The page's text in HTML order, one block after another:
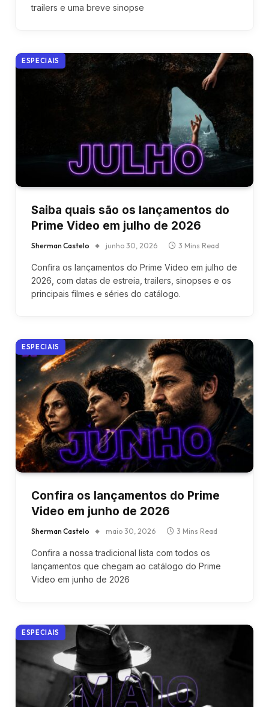
trailers e uma breve sinopse
ESPECIAIS
Saiba quais são os lançamentos do
Prime Video em julho de 2026
Sherman Castelo junho 30, 2026 3 Mins Read
Confira os lançamentos do Prime Video em julho de
2026, com datas de estreia, trailers, sinopses e os
principais filmes e séries do catálogo.
ESPECIAIS
Confira os lançamentos do Prime
Video em junho de 2026
Sherman Castelo maio 30, 2026 3 Mins Read
Confira a nossa tradicional lista com todos os
lançamentos que chegam ao catálogo do Prime
Video em junho de 2026
ESPECIAIS